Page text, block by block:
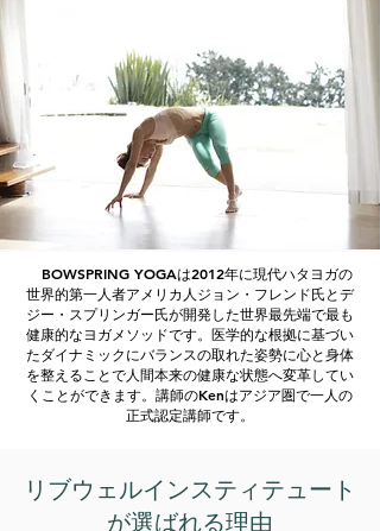
BOWSPRING YOGAは2012年に現代ハタヨガの
世界的第一人者アメリカ人ジョン・フレンド氏とデ
ジー・スプリンガー氏が開発した世界最先端で最も
健康的なヨガメソッドです。医学的な根拠に基づい
たダイナミックにバランスの取れた姿勢に心と身体
を整えることで人間本来の健康な状態へ変革してい
くことができます。講師のKenはアジア圏で一人の
正式認定講師です。
リブウェルインスティテュート
が選ばれる理由